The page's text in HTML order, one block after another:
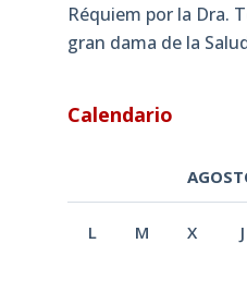
Réquiem por la Dra.
gran dama de la
Calendario
L M X J